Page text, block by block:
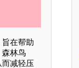
在帮助
森林鸟
减轻压